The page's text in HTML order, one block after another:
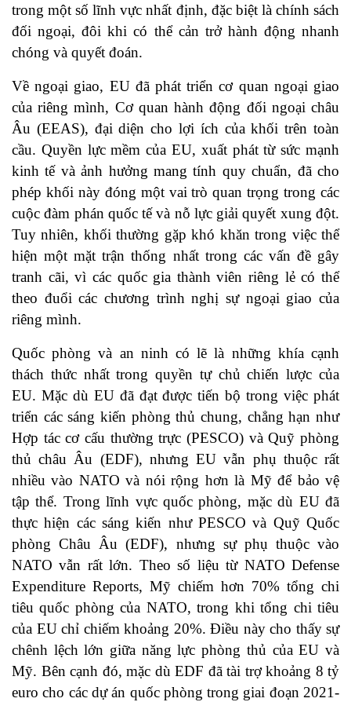
trong một số lĩnh vực nhất định, đặc biệt là chính sách
đối ngoại, đôi khi có thể cản trở hành động nhanh
chóng và quyết đoán.
Về ngoại giao, EU đã phát triển cơ quan ngoại giao
của riêng mình, Cơ quan hành động đối ngoại châu
Âu (EEAS), đại diện cho lợi ích của khối trên toàn
cầu. Quyền lực mềm của EU, xuất phát từ sức mạnh
kinh tế và ảnh hưởng mang tính quy chuẩn, đã cho
phép khối này đóng một vai trò quan trọng trong các
cuộc đàm phán quốc tế và nỗ lực giải quyết xung đột.
Tuy nhiên, khối thường gặp khó khăn trong việc thể
hiện một mặt trận thống nhất trong các vấn đề gây
tranh cãi, vì các quốc gia thành viên riêng lẻ có thể
theo đuổi các chương trình nghị sự ngoại giao của
riêng mình.
Quốc phòng và an ninh có lẽ là những khía cạnh
thách thức nhất trong quyền tự chủ chiến lược của
EU. Mặc dù EU đã đạt được tiến bộ trong việc phát
triển các sáng kiến ​​phòng thủ chung, chẳng hạn như
Hợp tác cơ cấu thường trực (PESCO) và Quỹ phòng
thủ châu Âu (EDF), nhưng EU vẫn phụ thuộc rất
nhiều vào NATO và nói rộng hơn là Mỹ để bảo vệ
tập thể. Trong lĩnh vực quốc phòng, mặc dù EU đã
thực hiện các sáng kiến như PESCO và Quỹ Quốc
phòng Châu Âu (EDF), nhưng sự phụ thuộc vào
NATO vẫn rất lớn. Theo số liệu từ NATO Defense
Expenditure Reports, Mỹ chiếm hơn 70% tổng chi
tiêu quốc phòng của NATO, trong khi tổng chi tiêu
của EU chỉ chiếm khoảng 20%. Điều này cho thấy sự
chênh lệch lớn giữa năng lực phòng thủ của EU và
Mỹ. Bên cạnh đó, mặc dù EDF đã tài trợ khoảng 8 tỷ
euro cho các dự án quốc phòng trong giai đoạn 2021-